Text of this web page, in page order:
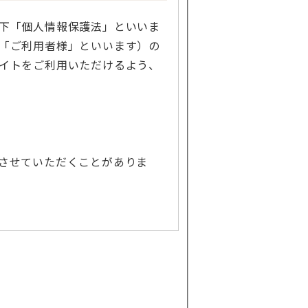
「個人情報保護法」といいま
ご利用者様」といいます）の
をご利用いただけるよう、
せていただくことがありま